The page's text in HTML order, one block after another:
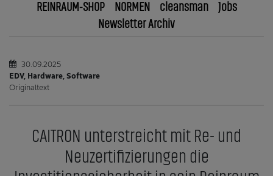
REINRAUM-SHOP
NORMEN cleansman
Jobs
Newsletter Archiv
30.09.2025
EDV, Hardware, Software
Originaltext
CAITRON unterstreicht mit Re- und
Neuzertifizierungen die